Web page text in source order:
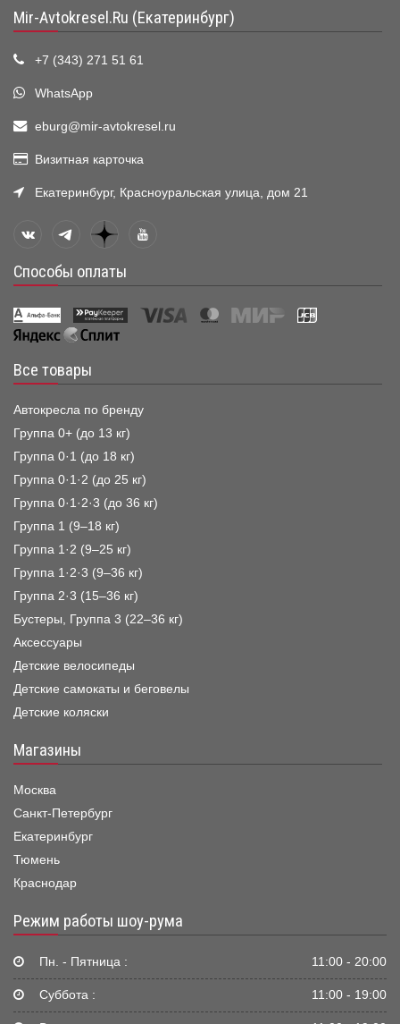
Mir-Avtokresel.Ru (Екатеринбург)
+7 (343) 271 51 61
WhatsApp
eburg@mir-avtokresel.ru
Визитная карточка
Екатеринбург, Красноуральская улица, дом 21
Способы оплаты
Все товары
Автокресла по бренду
Группа 0+ (до 13 кг)
Группа 0·1 (до 18 кг)
Группа 0·1·2 (до 25 кг)
Группа 0·1·2·3 (до 36 кг)
Группа 1 (9–18 кг)
Группа 1·2 (9–25 кг)
Группа 1·2·3 (9–36 кг)
Группа 2·3 (15–36 кг)
Бустеры, Группа 3 (22–36 кг)
Аксессуары
Детские велосипеды
Детские самокаты и беговелы
Детские коляски
Магазины
Москва
Санкт-Петербург
Екатеринбург
Тюмень
Краснодар
Режим работы шоу-рума
Пн. - Пятница : 11:00 - 20:00
Суббота : 11:00 - 19:00